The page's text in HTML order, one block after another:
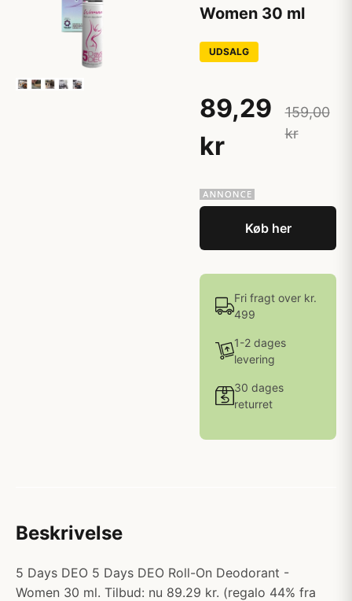
Women 30 ml
UDSALG
89,29
kr
159,00
kr
Køb her
Fri fragt over kr.
499
1-2 dages
levering
30 dages
returret
Beskrivelse
5 Days DEO 5 Days DEO Roll-On Deodorant -
Women 30 ml. Tilbud: nu 89.29 kr. (regalo 44% fra